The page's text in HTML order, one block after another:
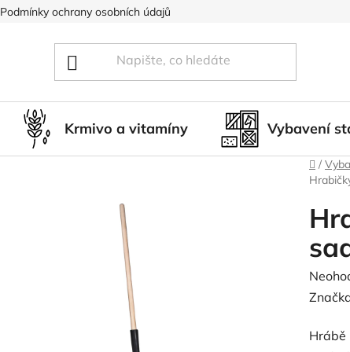
Podmínky ochrany osobních údajů
Krmivo a vitamíny Vybavení
Domů
/
je
Hrábě